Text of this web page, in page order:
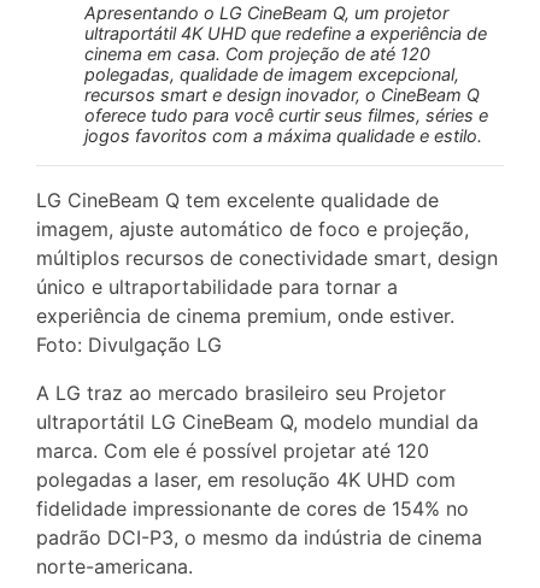
Apresentando o LG CineBeam Q, um projetor
ultraportátil 4K UHD que redefine a experiência de
cinema em casa. Com projeção de até 120
polegadas, qualidade de imagem excepcional,
recursos smart e design inovador, o CineBeam Q
oferece tudo para você curtir seus filmes, séries e
jogos favoritos com a máxima qualidade e estilo.
LG CineBeam Q tem excelente qualidade de
imagem, ajuste automático de foco e projeção,
múltiplos recursos de conectividade smart, design
único e ultraportabilidade para tornar a
experiência de cinema premium, onde estiver.
Foto: Divulgação LG
A LG traz ao mercado brasileiro seu Projetor
ultraportátil LG CineBeam Q, modelo mundial da
marca. Com ele é possível projetar até 120
polegadas a laser, em resolução 4K UHD com
fidelidade impressionante de cores de 154% no
padrão DCI-P3, o mesmo da indústria de cinema
norte-americana.